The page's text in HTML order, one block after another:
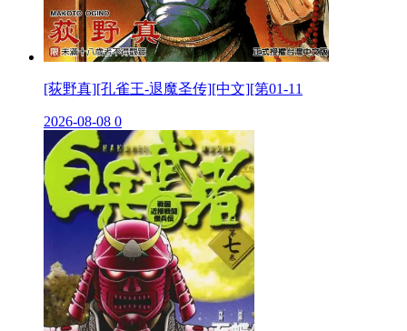
[荻野真][孔雀王-退魔圣传][中文][第01-11
2026-08-08 0